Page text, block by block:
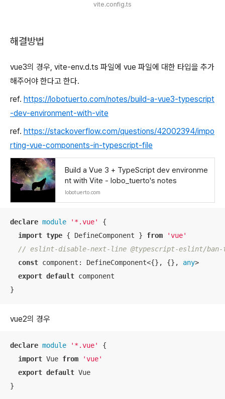
vite.config.ts
해결방법
vue3의 경우, vite-env.d.ts 파일에 vue 파일에 대한 타입을 추가
해주어야 한다고 한다.
ref. https://lobotuerto.com/notes/build-a-vue3-typescript
-dev-environment-with-vite
ref. https://stackoverflow.com/questions/42002394/impo
rting-vue-components-in-typescript-file
Build a Vue 3 + TypeScript dev environme
nt with Vite - lobo_tuerto's notes
lobotuerto.com
declare module '*.vue'
{
import type { DefineComponent } from
'vue'
// eslint-disable-next-line @typescript-eslint/
const component: DefineComponent<{}, {}, any>
export default component
}
vue2의 경우
declare module '*.vue'
{
import Vue from
'vue'
export default Vue
}